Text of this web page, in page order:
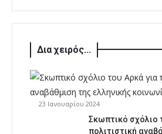
Δια χειρός...
23 Ιανουαρίου 2024
Σκωπτικό σχόλιο
πολιτιστική